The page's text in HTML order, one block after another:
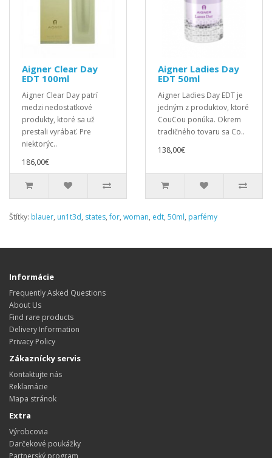
Aigner Clear Day
EDT 100ml
Aigner Clear Day patrí
medzi nedostatkové
produkty, ktoré sa už
prestali vyrábať. Pre
niektorýc..
186,00€
Aigner Ladies Day
EDT 50ml
Aigner Ladies Day EDT je
jedným z produktov, ktoré
CouCou ponúka. Okrem
tradičného tovaru sa Co..
138,00€
Štítky: blauer, un1t3d, states,for, woman, edt, 50ml, parfémy
Informácie
Frequently Asked Questions
About Us
Find rare products
Delivery Information
Privacy Policy
Zákaznícky servis
Kontaktujte nás
Reklamácie
Mapa stránok
Extra
Výrobcovia
Darčekové poukážky
Partnerský program